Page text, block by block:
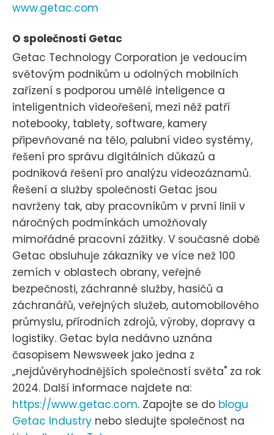
www.getac.com
O společnosti Getac
Getac Technology Corporation je vedoucím
světovým podnikům u odolných mobilních
zařízení s podporou umělé inteligence a
inteligentních videořešení, mezi něž patří
notebooky, tablety, software, kamery
připevňované na tělo, palubní video systémy,
řešení pro správu digitálních důkazů a
podniková řešení pro analýzu videozáznamů.
Řešení a služby společnosti Getac jsou
navrženy tak, aby pracovníkům v první linii v
náročných podmínkách umožňovaly
mimořádné pracovní zážitky. V současné době
Getac obsluhuje zákazníky ve více než 100
zemích v oblastech obrany, veřejné
bezpečnosti, záchranné služby, hasičů a
záchranářů, veřejných služeb, automobilového
průmyslu, přírodních zdrojů, výroby, dopravy a
logistiky. Getac byla nedávno uznána
časopisem Newsweek jako jedna z
„nejdůvěryhodnějších společností světa" za rok
2024. Další informace najdete na:
https://www.getac.com. Zapojte se do blogu
Getac Industry nebo sledujte společnost na